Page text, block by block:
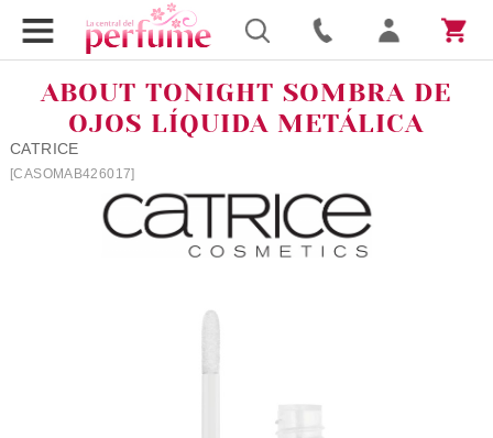
ABOUT TONIGHT SOMBRA DE
OJOS LÍQUIDA METÁLICA
CATRICE
[CASOMAB426017]